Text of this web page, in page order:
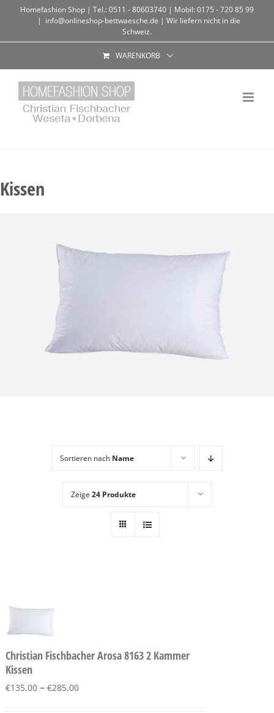
Homefashion Shop | Tel.: 0511 - 80603740 | Mobil: 0175 - 720 85 99
| info@onlineshop-bettwaesche.de | Wir liefern nicht in die
Schweiz.
WARENKORB
Kissen
Sortieren nach Name
Zeige 24 Produkte
Christian Fischbacher Arosa 8163 2 Kammer
Kissen
€135,00– €285,00